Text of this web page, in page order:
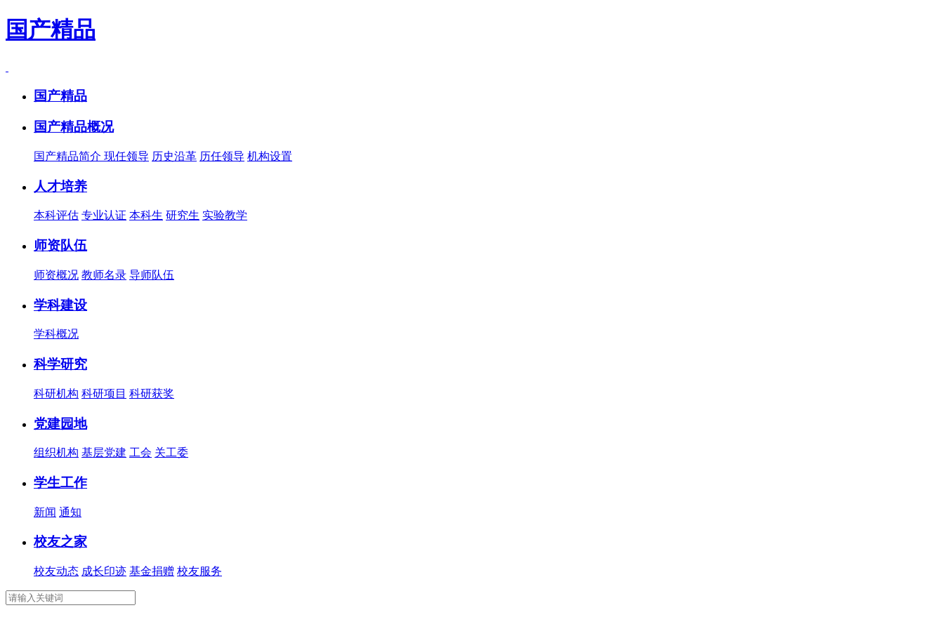
国产精品
国产精品
国产精品概况
国产精品简介 现任领导 历史沿革 历任领导 机构设置
人才培养
本科评估 专业认证 本科生 研究生 实验教学
师资队伍
师资概况 教师名录 导师队伍
学科建设
学科概况
科学研究
科研机构 科研项目 科研获奖
党建园地
组织机构 基层党建 工会 关工委
学生工作
新闻 通知
校友之家
校友动态 成长印迹 基金捐赠 校友服务